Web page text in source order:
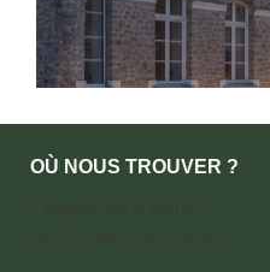
OÙ NOUS TROUVER ?